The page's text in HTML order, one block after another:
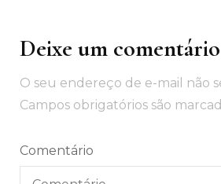
Navegação
post
Deixe um comentário
O seu endereço de e-mail não
Campos obrigatórios são
Comentário